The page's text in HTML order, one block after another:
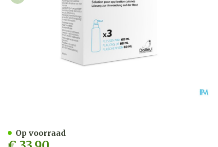
Op voorraad